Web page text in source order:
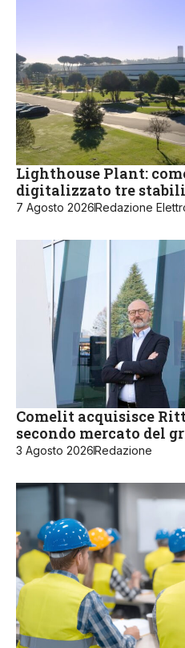
Lighthouse Plant:
digitalizzato tre
7 Agosto 2026Redazione
Comelit acquisisce
secondo mercato del
3 Agosto 2026Redazione